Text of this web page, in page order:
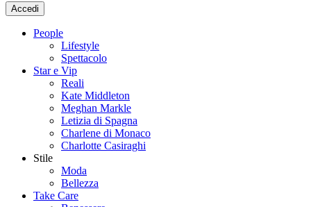
Accedi
People
Lifestyle
Spettacolo
Star e Vip
Reali
Kate Middleton
Meghan Markle
Letizia di Spagna
Charlene di Monaco
Charlotte Casiraghi
Stile
Moda
Bellezza
Take Care